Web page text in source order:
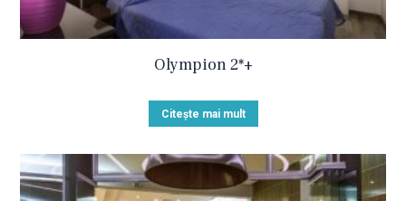
Olympion 2*+
Citește mai mult